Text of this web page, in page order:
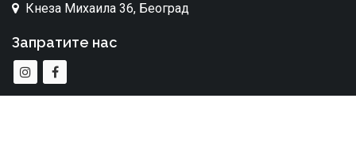
Кнеза Михаила 36, Београд
Запратите нас